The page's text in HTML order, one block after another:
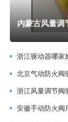
以及PTFE涂层
钢材质，不会因
门需求。
内蒙古风量调
浙江驱动器哪家
北京气动防火阀
浙江风量调节阀
安徽手动防火阀